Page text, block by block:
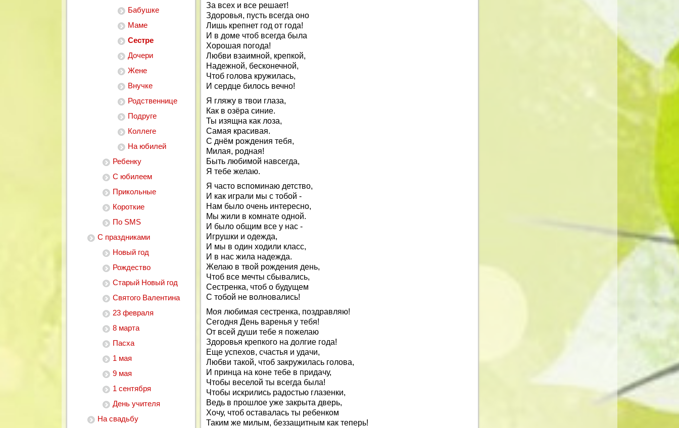
Бабушке
Маме
Сестре
Дочери
Жене
Внучке
Родственнице
Подруге
Коллеге
На юбилей
Ребенку
С юбилеем
Прикольные
Короткие
По SMS
С праздниками
Новый год
Рождество
Старый Новый год
Святого Валентина
23 февраля
8 марта
Пасха
1 мая
9 мая
1 сентября
День учителя
На свадьбу
За всех и все решает!
Здоровья, пусть всегда оно
Лишь крепнет год от года!
И в доме чтоб всегда была
Хорошая погода!
Любви взаимной, крепкой,
Надежной, бесконечной,
Чтоб голова кружилась,
И сердце билось вечно!
Я гляжу в твои глаза,
Как в озёра синие.
Ты изящна как лоза,
Самая красивая.
С днём рождения тебя,
Милая, родная!
Быть любимой навсегда,
Я тебе желаю.
Я часто вспоминаю детство,
И как играли мы с тобой -
Нам было очень интересно,
Мы жили в комнате одной.
И было общим все у нас -
Игрушки и одежда,
И мы в один ходили класс,
И в нас жила надежда.
Желаю в твой рождения день,
Чтоб все мечты сбывались,
Сестренка, чтоб о будущем
С тобой не волновались!
Моя любимая сестренка, поздравляю!
Сегодня День варенья у тебя!
От всей души тебе я пожелаю
Здоровья крепкого на долгие года!
Еще успехов, счастья и удачи,
Любви такой, чтоб закружилась голова,
И принца на коне тебе в придачу,
Чтобы веселой ты всегда была!
Чтобы искрились радостью глазенки,
Ведь в прошлое уже закрыта дверь,
Хочу, чтоб оставалась ты ребенком
Таким же милым, беззащитным как теперь!